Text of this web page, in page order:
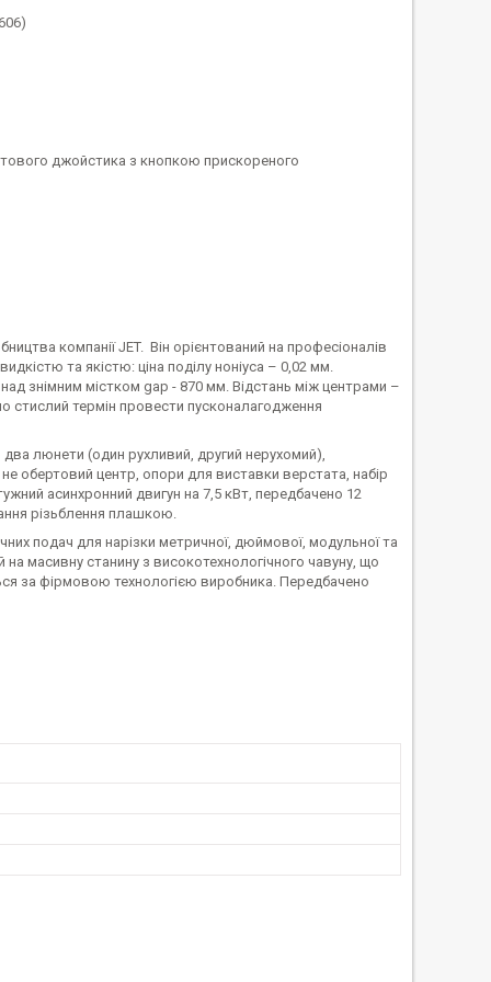
джойстика з кнопкою прискореного
компанії JET. Він орієнтований на професіоналів
та якістю: ціна поділу ноніуса – 0,02 мм.
знімним містком gap - 870 мм. Відстань між центрами –
стислий термін провести пусконалагодження
люнети (один рухливий, другий нерухомий),
обертовий центр, опори для виставки верстата, набір
асинхронний двигун на 7,5 кВт, передбачено 12
різьблення плашкою.
подач для нарізки метричної, дюймової, модульної та
масивну станину з високотехнологічного чавуну, що
за фірмовою технологією виробника. Передбачено